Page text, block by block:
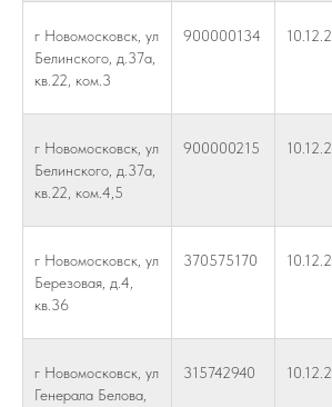
г Новомосковск, ул
Белинского, д.37а,
кв.22, ком.3
900000134
г Новомосковск, ул
Белинского, д.37а,
кв.22, ком.4,5
900000215
г Новомосковск, ул
Березовая, д.4,
кв.36
370575170
г Новомосковск, ул
Генерала Белова,
315742940